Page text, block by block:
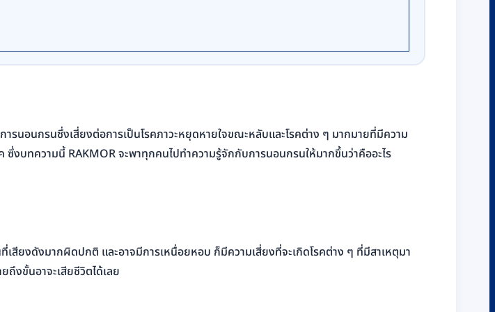
นอนกรนซึ่งเสี่ยงต่อการเป็นโรคภาวะหยุดหายใจขณะหลับและโรคต่าง ๆ มากมายที่มีความ
งบทความนี้ RAKMOR จะพาทุกคนไปทำความรู้จักกับการนอนกรนให้มากขึ้นว่าคืออะไร
ยงดังมากผิดปกติ และอาจมีการเหนื่อยหอบ ก็มีความเสี่ยงที่จะเกิดโรคต่าง ๆ ที่มีสาเหตุมา
งขั้นอาจะเสียชีวิตได้เลย